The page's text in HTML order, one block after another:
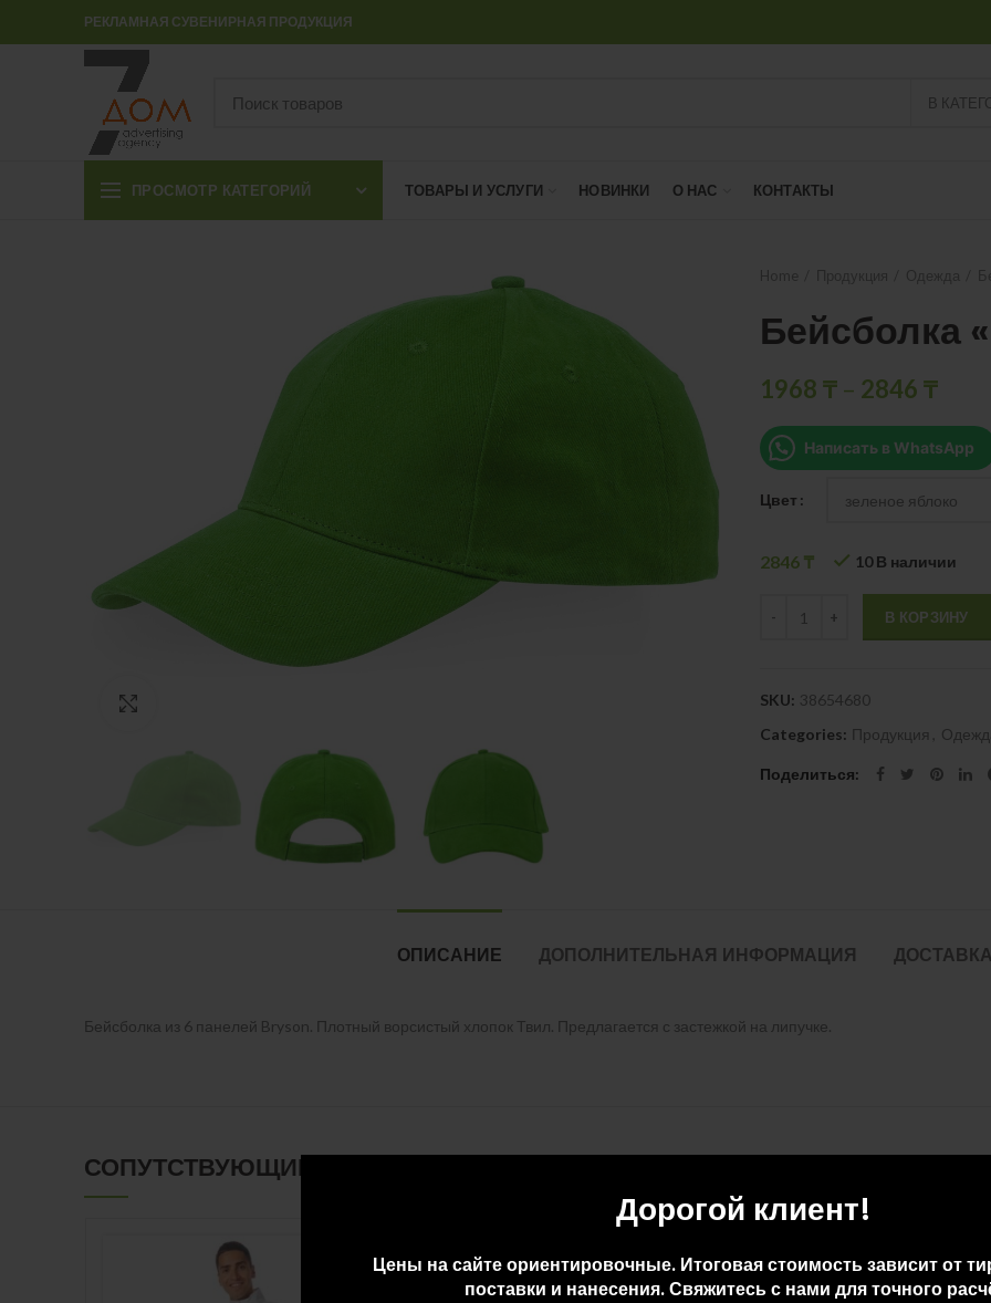
Дорогой клиент!
Цены на сайте ориентировочные. Итоговая стоимость зависит от
поставки и нанесения. Свяжитесь с нами для точного
РЕКЛАМНАЯ СУВЕНИРНАЯ ПРОДУКЦИЯ
В
ПРОСМОТР КАТЕГОРИЙ ТОВАРЫ И УСЛУГИ НОВИНКИ О НАС КОНТАКТЫ
Бейсболка
1968 ₸ – 2846 ₸
Написать в WhatsApp
Цвет
2846 ₸ 10 В наличии
В КОРЗИНУ
SKU: 38654680
Categories: Продукция
Поделиться
ОПИСАНИЕ ДОПОЛНИТЕЛЬНАЯ ИНФОРМАЦИЯ
Бейсболка из 6 панелей Bryson. Плотный ворсистый хлопок Твил. Предлагается с застежкой на липучке.
СОПУТСТВУЮЩИЕ ТОВАРЫ